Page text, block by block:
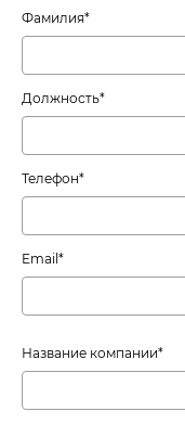
Фамилия*
Должность*
Телефон*
Email*
Название компании*